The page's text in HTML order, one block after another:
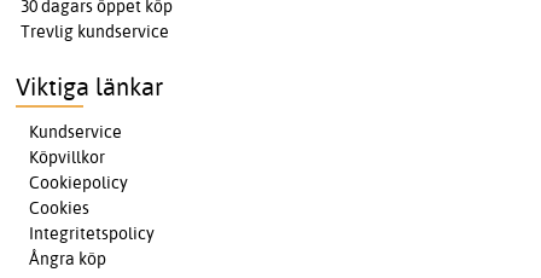
30 dagars öppet köp
Trevlig kundservice
Viktiga länkar
Kundservice
Köpvillkor
Cookiepolicy
Cookies
Integritetspolicy
Ångra köp